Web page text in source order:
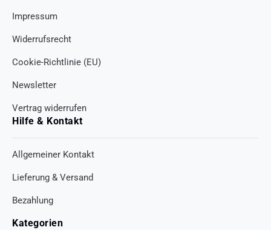
Impressum
Widerrufsrecht
Cookie-Richtlinie (EU)
Newsletter
Vertrag widerrufen
Hilfe & Kontakt
Allgemeiner Kontakt
Lieferung & Versand
Bezahlung
Kategorien